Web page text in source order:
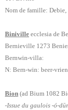
Nom de famille: Debie,
Biniville ecclesia de
Bernieville 1273
Bernwin-villa:
N: Bern-win: beer-
Bion (ad Bium 1082
-Issue du gaulois -ó-